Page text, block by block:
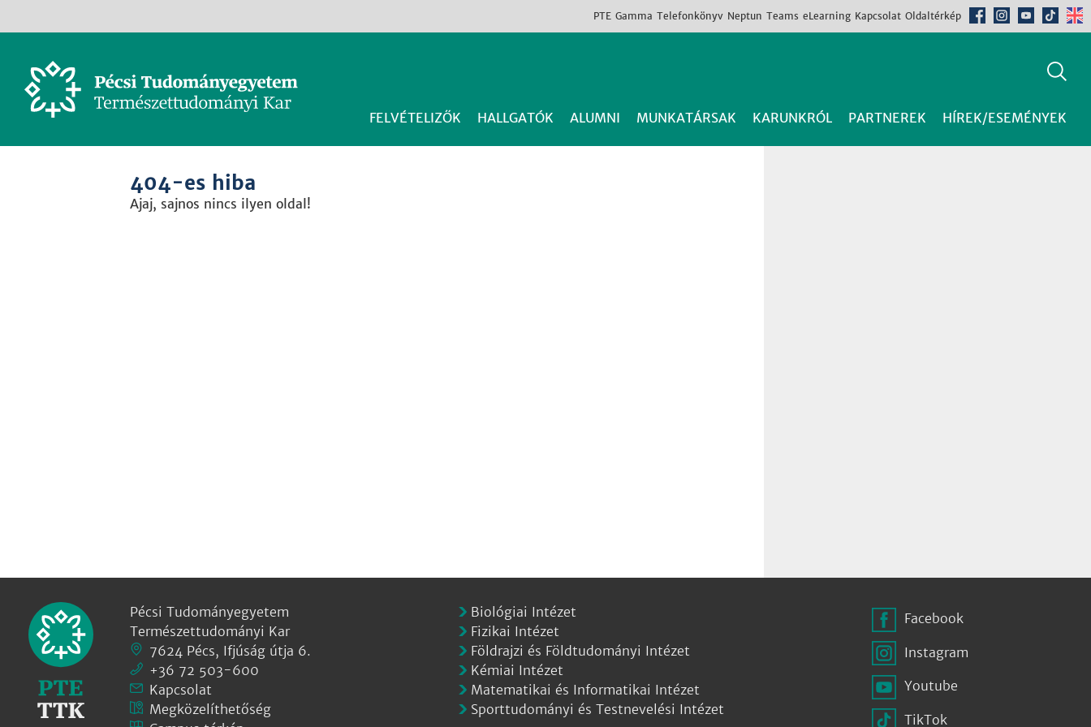
PTE Gamma Telefonkönyv Neptun Teams eLearning Kapcsolat Oldaltérkép
FELVÉTELIZŐK HALLGATÓK ALUMNI MUNKATÁRSAK KARUNKRÓL PARTNEREK HÍREK/ESEMÉNYEK
404-es hiba
Ajaj, sajnos nincs ilyen oldal!
Pécsi Tudományegyetem
Természettudományi Kar
7624 Pécs, Ifjúság útja 6.
+36 72 503-600
Kapcsolat
Megközelíthetőség
Biológiai Intézet
Fizikai Intézet
Földrajzi és Földtudományi Intézet
Kémiai Intézet
Matematikai és Informatikai Intézet
Sporttudományi és Testnevelési Intézet
Facebook
Instagram
Youtube
TikTok